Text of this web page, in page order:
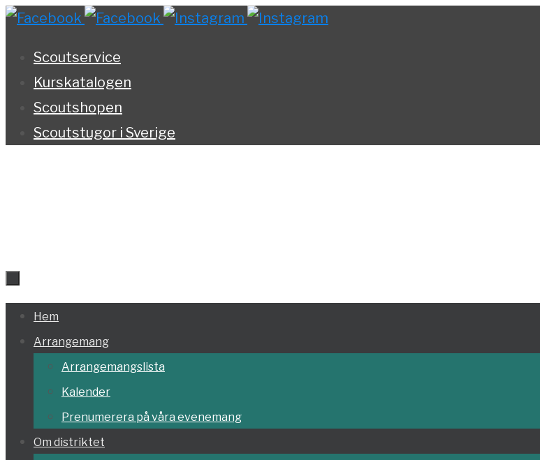
Hoppa
innehållet
Scoutservice
Kurskatalogen
Scoutshopen
Scoutstugor i Sverige
Hoppa
till
innehållet
Hem
Arrangemang
Arrangemangslista
Kalender
Prenumerera på våra evenemang
Om distriktet